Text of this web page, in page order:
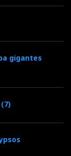
gigantes